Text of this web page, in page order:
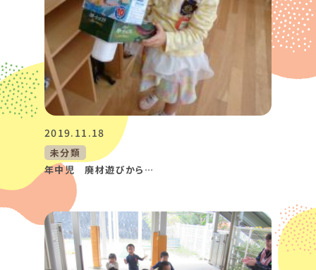
2019.11.18
未分類
年中児 廃材遊びから…